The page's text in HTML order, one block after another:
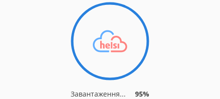
Завантаження... 95%